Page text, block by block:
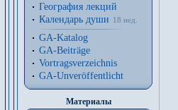
География лекций
Календарь души
18 нед.
GA-Katalog
GA-Beiträge
Vortragsverzeichnis
GA-Unveröffentlicht
Материалы